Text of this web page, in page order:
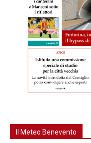
Il Meteo Benevento